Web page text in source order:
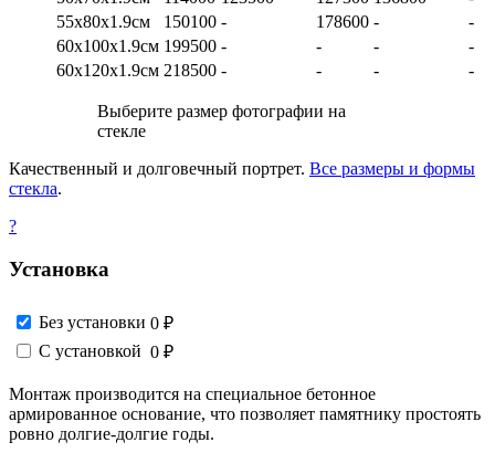
55х80х1.9см
150100 - 178600 -
-
60х100х1.9см 199500 - - -
-
60х120х1.9см 218500 - - - -
Выберите размер фотографии на
стекле
Качественный и долговечный портрет. Все размеры и формы
стекла.
?
Установка
Без установки 0 ₽
С установкой 0 ₽
Монтаж производится на специальное бетонное
армированное основание, что позволяет памятнику простоять
ровно долгие-долгие годы.